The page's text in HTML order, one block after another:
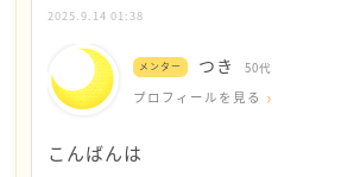
逆に言えば、「自分のことはすべて
行すれば、事実上、＜あなたの心の中
えてなくなったと同然＞になります
何を言われても無視し、自分の生活に
ば、今すぐ実行できるのですが、いか
す。人間として、まだ私の母として
せめて遺産を多く残してから消えろ
だけです。それ以外で役に立てるこ
頑張って今までの分、お金を稼いで
るつき様にとっては、私の言うこと
さい。
感情面での取り違えに基づく「矛盾
認であり、看過できません。ご説明
ます。
2025.9.14 01:38
メンター つき 50代
プロフィールを見る
こんばんは